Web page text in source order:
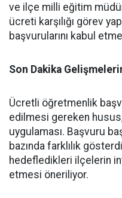
ve ilçe milli eğitim
ücreti karşılığı görev
başvurularını kabul
Son Dakika
Ücretli öğretmenlik
edilmesi gereken
uygulaması. Başvuru
bazında farklılık
hedefledikleri ilçelerin
etmesi öneriliyor.